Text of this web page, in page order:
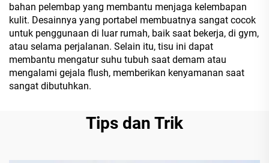
bahan pelembap yang membantu menjaga kelembapan
kulit. Desainnya yang portabel membuatnya sangat cocok
untuk penggunaan di luar rumah, baik saat bekerja, di gym,
atau selama perjalanan. Selain itu, tisu ini dapat
membantu mengatur suhu tubuh saat demam atau
mengalami gejala flush, memberikan kenyamanan saat
sangat dibutuhkan.
Tips dan Trik